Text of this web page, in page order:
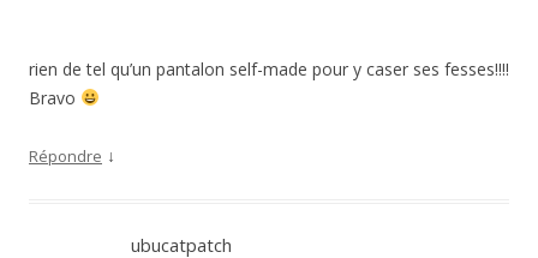
rien de tel qu’un pantalon self-made pour y caser ses fesses!!!!
Bravo
Répondre ↓
ubucatpatch